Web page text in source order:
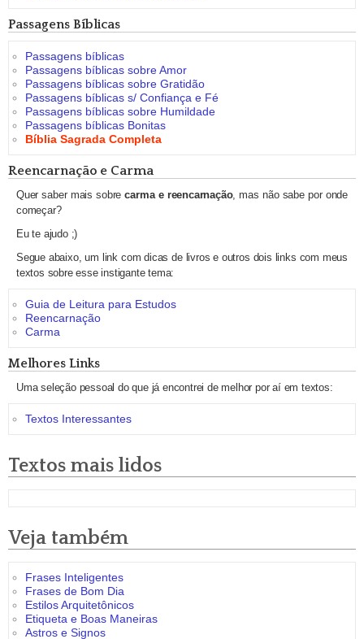
Passagens Bíblicas
Passagens bíblicas
Passagens bíblicas sobre Amor
Passagens bíblicas sobre Gratidão
Passagens bíblicas s/ Confiança e Fé
Passagens bíblicas sobre Humildade
Passagens bíblicas Bonitas
Bíblia Sagrada Completa
Reencarnação e Carma
Quer saber mais sobrecarma e reencarnação, mas não sabe por onde
começar?
Eu te ajudo ;)
Segue abaixo, um link com dicas de livros e outros dois links com meus
textos sobre esse instigante tema:
Guia de Leitura para Estudos
Reencarnação
Carma
Melhores Links
Uma seleção pessoal do que já encontrei de melhor por aí em textos:
Textos Interessantes
Textos mais lidos
Veja também
Frases Inteligentes
Frases de Bom Dia
Estilos Arquitetônicos
Etiqueta e Boas Maneiras
Astros e Signos